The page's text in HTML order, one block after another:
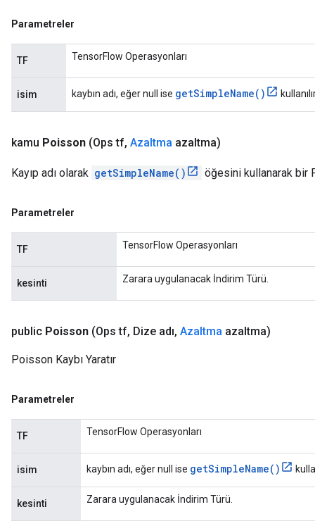
Parametreler
TF TensorFlow Operasyonları
isim kaybın adı, eğer null ise getSimpleName( )
kamu Poisson (Ops tf, Azaltma azaltma)
Kayıp adı olarak getSimpleName() öğesini kullanarak bir
Parametreler
TF TensorFlow Operasyonları
kesinti Zarara uygulanacak İndirim Türü.
public Poisson (Ops tf, Dize adı, Azaltma azaltma)
Poisson Kaybı Yaratır
Parametreler
TF TensorFlow Operasyonları
isim kaybın adı, eğer null ise getSimpleName( )
kesinti Zarara uygulanacak İndirim Türü.